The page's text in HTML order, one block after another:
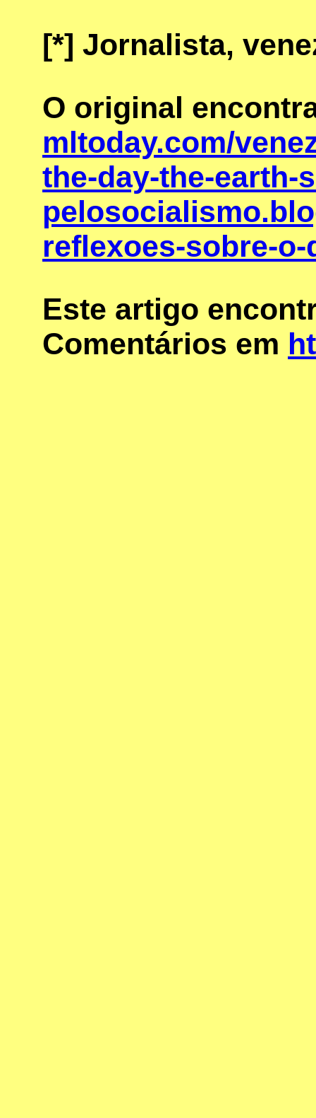
[*] Jornalista,
O original
mltoday.com/
the-day-the-earth-
reflexoes-sobre-
Este artigo
Comentários em